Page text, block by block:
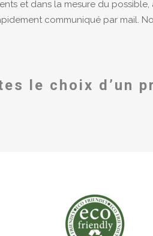
et dans la mesure du
communiqué par mail.
le choix d’un